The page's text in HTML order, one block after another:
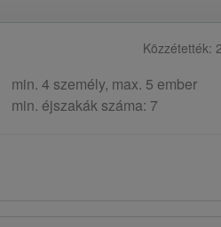
Közzétették:
min. 4 személy, max. 5 ember
min. éjszakák száma: 7